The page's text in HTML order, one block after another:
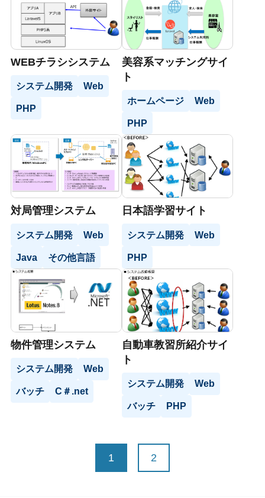
WEBチラシシステム
システム開発 Web
PHP
美容系マッチングサイ
ト
ホームページ Web
PHP
対局管理システム
システム開発 Web
Java その他言語
日本語学習サイト
システム開発 Web
PHP
物件管理システム
システム開発 Web
バッチ C＃.net
自動車教習所紹介サイ
ト
システム開発 Web
バッチ PHP
1 2